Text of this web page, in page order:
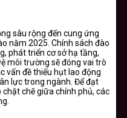
sâu rộng đến cung ứng
năm 2025. Chính sách đào
phát triển cơ sở hạ tầng,
môi trường sẽ đóng vai trò
vấn đề thiếu hụt lao động
lực trong ngành. Để đạt
chẽ giữa chính phủ, các